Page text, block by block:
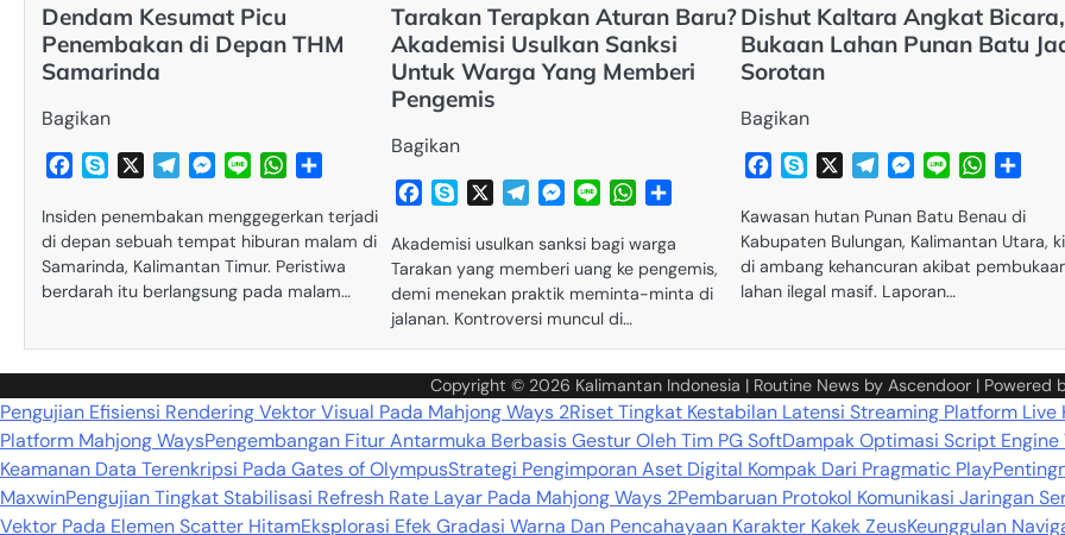
Dendam Kesumat Picu
Penembakan di Depan THM
Samarinda
Bagikan
Facebook
Skype TelegramMessenger
Line WhatsApp
Insiden penembakan menggegerkan terjadi
di depan sebuah tempat hiburan malam di
Samarinda, Kalimantan Timur. Peristiwa
berdarah itu berlangsung pada malam…
Tarakan Terapkan Aturan Baru?
Akademisi Usulkan Sanksi
Untuk Warga Yang Memberi
Pengemis
Bagikan
Facebook
Skype TelegramMessenger
Line WhatsApp
Akademisi usulkan sanksi bagi warga
Tarakan yang memberi uang ke pengemis,
demi menekan praktik meminta-minta di
jalanan. Kontroversi muncul di…
Dishut Kaltara Angkat Bicara,
Bukaan Lahan Punan Batu
Sorotan
Bagikan
Facebook
Skype TelegramMessenger
Line
Kawasan hutan Punan Batu Benau di
Kabupaten Bulungan, Kalimantan Utara,
di ambang kehancuran akibat
lahan ilegal masif. Laporan…
Copyright © 2026 Kalimantan Indonesia | Routine News by Ascendoor | Powered
Pengujian Efisiensi Rendering Vektor Visual Pada Mahjong Ways 2Riset Tingkat Kestabilan Latensi Streaming Platform Live
Platform Mahjong WaysPengembangan Fitur Antarmuka Berbasis Gestur Oleh Tim PG SoftDampak Optimasi Script
Keamanan Data Terenkripsi Pada Gates of OlympusStrategi Pengimporan Aset Digital Kompak Dari Pragmatic Play
MaxwinPengujian Tingkat Stabilisasi Refresh Rate Layar Pada Mahjong Ways 2Pembaruan Protokol Komunikasi Jaringan
Vektor Pada Elemen Scatter HitamEksplorasi Efek Gradasi Warna Dan Pencahayaan Karakter Kakek ZeusKeunggulan